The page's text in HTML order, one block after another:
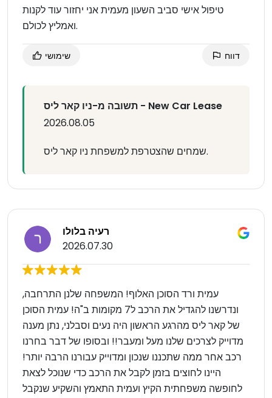
טיפול אישי סביב השעון מעמית אני יחזור עוד לקנות
.ואמליץ לכולם
שימושי דווח
תשובה מ-ניו קאר ליס - New Car Lease
2026.08.05
שמחים שהצטרפת למשפחת ניו קאר ליס.
רעיה בלולו
2026.07.30
עמית ורד הסוכן האלוף! המשפחה שלנן התרחבה,
ונדרשנו להגדיל את הרכב ל7 מקומות ב"ה! עמית הסוכן
של קאר ליס מהרגע הראשון היה נעים וסבלני, נתן מענה
מדוייק לצרכים שלנו מעל ומעבר!! ובסופו של דבר בחרנו
רכב אחר ממה שתכננו שנכון ומדוייק עבורנו הרבה יותר!
היינו לחוצים בזמן לקבל את הרכב כדי שנוכל לצאת
לחופשה משפחתית הקיץ ועמית התאמץ והשקיע שנקבל